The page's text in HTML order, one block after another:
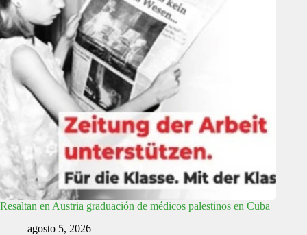
Resaltan en Austria graduación de médicos palestinos en Cuba
agosto 5, 2026